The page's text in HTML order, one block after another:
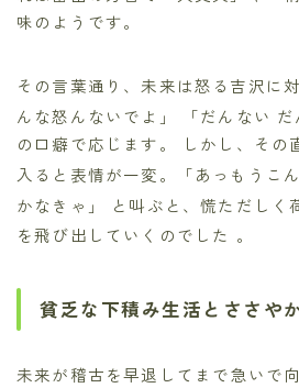
味のようです。
その言葉通り、未来は怒る吉沢に
んな怒んないでよ」
「だんない
の口癖で応じます。 しかし、その
入ると表情が一変。「あっもうこ
かなきゃ」
と叫ぶと、慌ただしく
を飛び出していくのでした 。
貧乏な下積み生活とささや
未来が稽古を早退してまで急いで